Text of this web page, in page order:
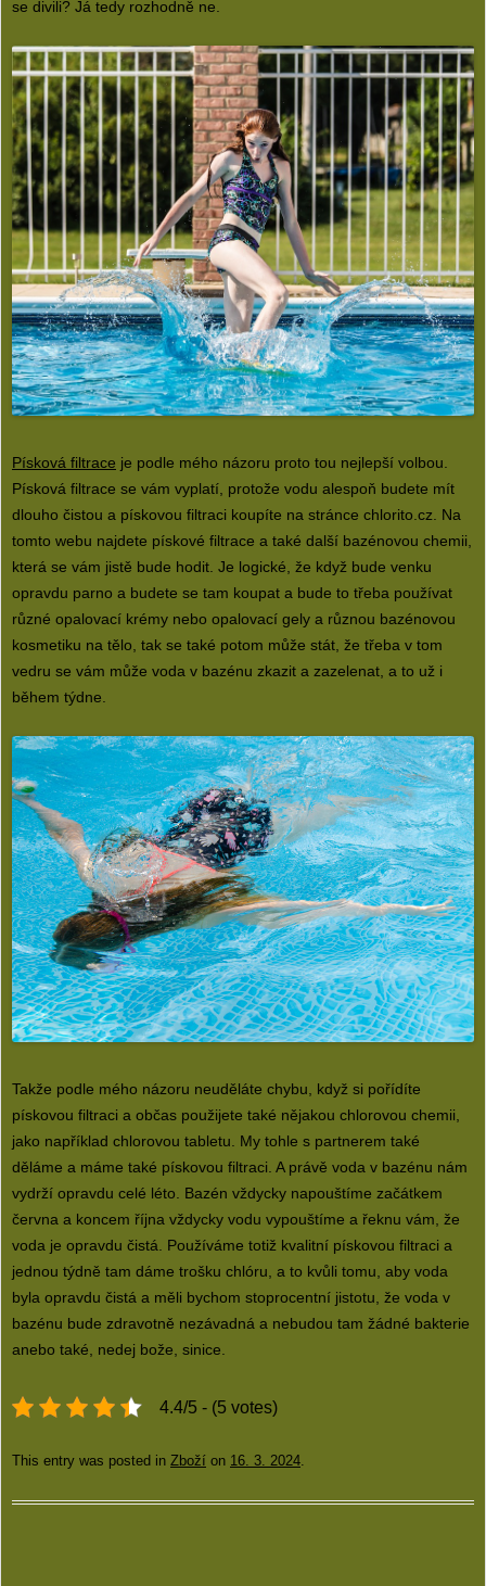
se divili? Já tedy rozhodně ne.
Písková filtrace je podle mého názoru proto tou nejlepší volbou.
Písková filtrace se vám vyplatí, protože vodu alespoň budete mít
dlouho čistou a pískovou filtraci koupíte na stránce chlorito.cz. Na
tomto webu najdete pískové filtrace a také další bazénovou chemii,
která se vám jistě bude hodit. Je logické, že když bude venku
opravdu parno a budete se tam koupat a bude to třeba používat
různé opalovací krémy nebo opalovací gely a různou bazénovou
kosmetiku na tělo, tak se také potom může stát, že třeba v tom
vedru se vám může voda v bazénu zkazit a zazelenat, a to už i
během týdne.
Takže podle mého názoru neuděláte chybu, když si pořídíte
pískovou filtraci a občas použijete také nějakou chlorovou chemii,
jako například chlorovou tabletu. My tohle s partnerem také
děláme a máme také pískovou filtraci. A právě voda v bazénu nám
vydrží opravdu celé léto. Bazén vždycky napouštíme začátkem
června a koncem října vždycky vodu vypouštíme a řeknu vám, že
voda je opravdu čistá. Používáme totiž kvalitní pískovou filtraci a
jednou týdně tam dáme trošku chlóru, a to kvůli tomu, aby voda
byla opravdu čistá a měli bychom stoprocentní jistotu, že voda v
bazénu bude zdravotně nezávadná a nebudou tam žádné bakterie
anebo také, nedej bože, sinice.
4.4/5 - (5 votes)
This entry was posted in Zboží on 16. 3. 2024